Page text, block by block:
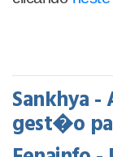
Sankhya
gest�o